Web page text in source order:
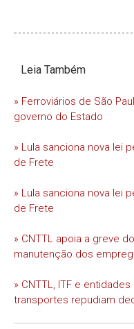
Leia Também
» Ferroviários de São
governo do Estado
» Lula sanciona nova lei
de Frete
» Lula sanciona nova lei
de Frete
» CNTTL apoia a greve
manutenção dos
» CNTTL, ITF e
transportes repudiam